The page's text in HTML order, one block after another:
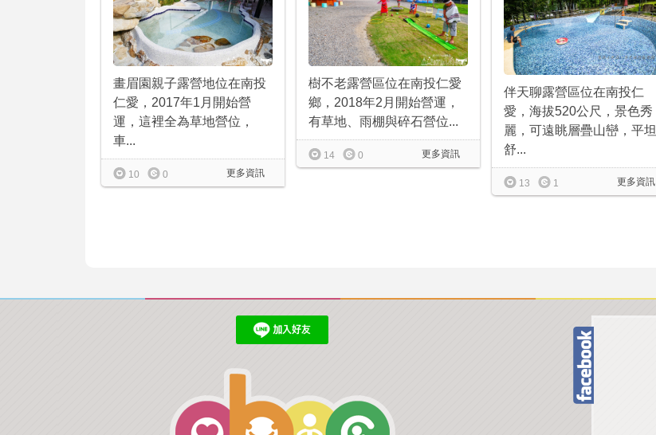
畫眉園親子露營地位在南投
仁愛，2017年1月開始營
運，這裡全為草地營位，
車...
更多資訊
10 0
樹不老露營區位在南投仁愛
鄉，2018年2月開始營運，
有草地、雨棚與碎石營位...
更多資訊
14 0
伴天聊露營區位在南投仁
愛，海拔520公尺，景色秀
麗，可遠眺層疊山巒，平坦
舒...
更多資訊
13 1